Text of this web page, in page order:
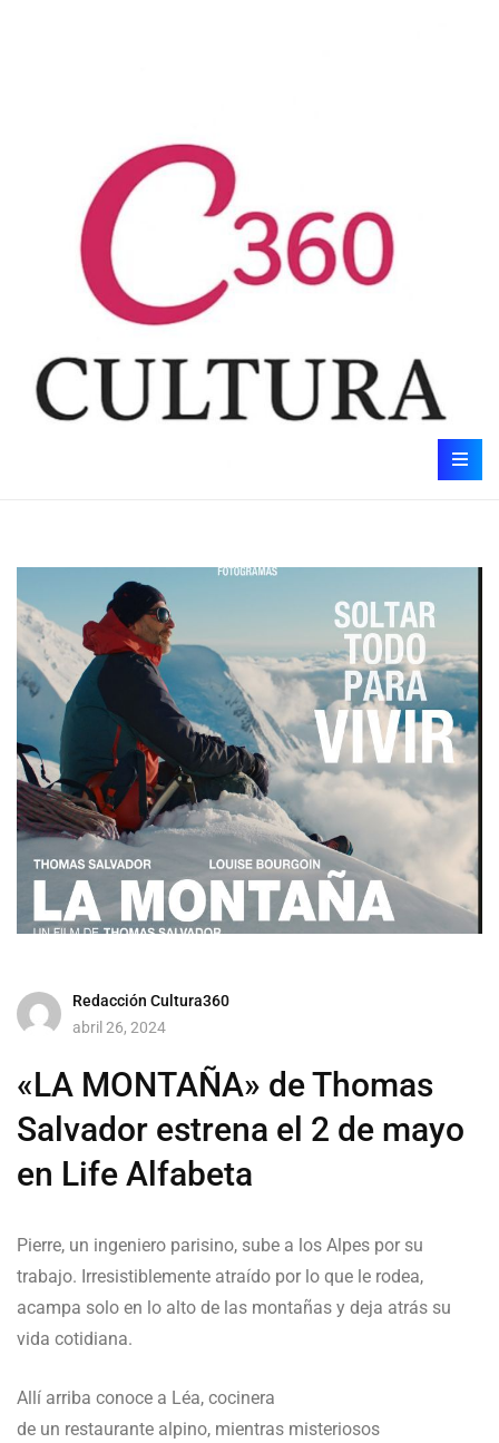
Redacción Cultura360
abril 26, 2024
«LA MONTAÑA» de Thomas
Salvador estrena el 2 de mayo
en Life Alfabeta
Pierre, un ingeniero parisino, sube a los Alpes por su
trabajo. Irresistiblemente atraído por lo que le rodea,
acampa solo en lo alto de las montañas y deja atrás su
vida cotidiana.
Allí arriba conoce a Léa, cocinera
de un restaurante alpino, mientras misteriosos